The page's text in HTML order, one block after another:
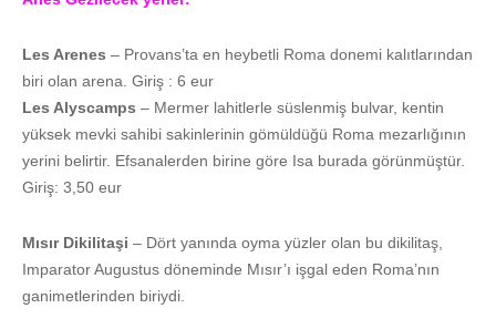
Les Arenes – Provans’ta en heybetli Roma donemi kalıtlarından
biri olan arena. Giriş : 6 eur
Les Alyscamps – Mermer lahitlerle süslenmiş bulvar, kentin
yüksek mevki sahibi sakinlerinin gömüldüğü Roma mezarlığının
yerini belirtir. Efsanalerden birine göre Isa burada görünmüştür.
Giriş: 3,50 eur
Mısır Dikilitaşi – Dört yanında oyma yüzler olan bu dikilitaş,
Imparator Augustus döneminde Mısır’ı işgal eden Roma’nın
ganimetlerinden biriydi.